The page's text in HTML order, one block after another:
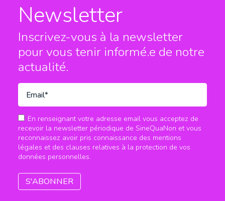
Newsletter
Inscrivez-vous à la newsletter
pour vous tenir informé.e de notre
actualité.
En renseignant votre adresse email vous acceptez de
recevoir la newsletter périodique de SineQuaNon et vous
reconnaissez avoir pris connaissance des mentions
légales et des clauses relatives à la protection de vos
données personnelles.